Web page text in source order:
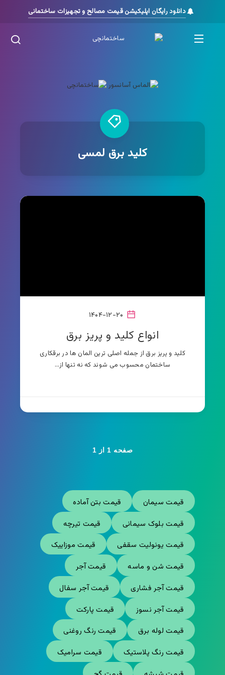
دانلود رایگان اپلیکیشن قیمت مصالح و تجهیزات ساختمانی
کلید برق لمسی
انواع کلید و پریز برق
کلید و پریز برق از جمله اصلی ترین المان ها در برقکاری
ساختمان محسوب می شوند که نه تنها از…
صفحه 1 از 1
قیمت سیمان
قیمت بتن آماده
قیمت بلوک سیمانی
قیمت تیرچه
قیمت یونولیت سقفی
قیمت موزاییک
قیمت شن و ماسه
قیمت آجر
قیمت آجر فشاری
قیمت آجر سفال
قیمت آجر نسوز
قیمت پارکت
قیمت لوله برق
قیمت رنگ روغنی
قیمت رنگ پلاستیک
قیمت سرامیک